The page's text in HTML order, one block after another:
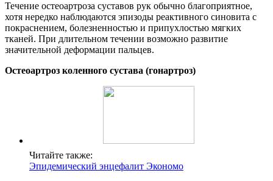
Течение остеоартроза суставов рук обычно благоприятное,
хотя нередко наблюдаются эпизоды реактивного синовита с
покраснением, болезненностью и припухлостью мягких
тканей. При длительном течении возможно развитие
значительной деформации пальцев.
Остеоартроз коленного сустава (гонартроз)
Читайте также:
Эпидемический энцефалит Экономо